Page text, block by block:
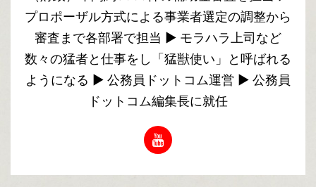
プロポーザル方式による事業者選定の調整から
審査まで各部署で担当 ▶︎ モラハラ上司など
数々の猛者と仕事をし「猛獣使い」と呼ばれる
ようになる ▶︎ 公務員ドットコム運営 ▶︎ 公務員
ドットコム編集長に就任